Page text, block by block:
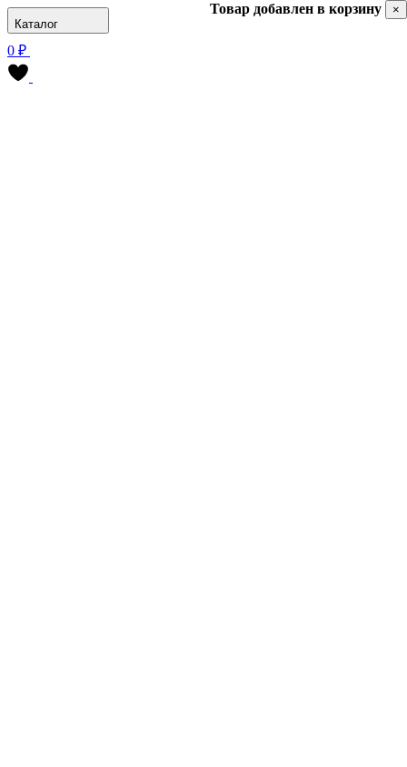
Каталог
0 ₽
Товар добавлен в корзину ×